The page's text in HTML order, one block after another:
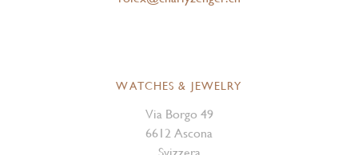
WATCHES & JEWELRY
Via Borgo 49
6612 Ascona